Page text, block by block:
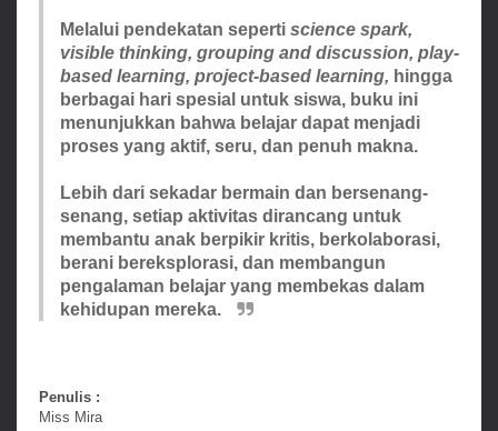
Melalui pendekatan seperti science spark,
visible thinking, grouping and discussion, play-
based learning, project-based learning, hingga
berbagai hari spesial untuk siswa, buku ini
menunjukkan bahwa belajar dapat menjadi
proses yang aktif, seru, dan penuh makna.
Lebih dari sekadar bermain dan bersenang-
senang, setiap aktivitas dirancang untuk
membantu anak berpikir kritis, berkolaborasi,
berani bereksplorasi, dan membangun
pengalaman belajar yang membekas dalam
kehidupan mereka.
Penulis :
Miss Mira